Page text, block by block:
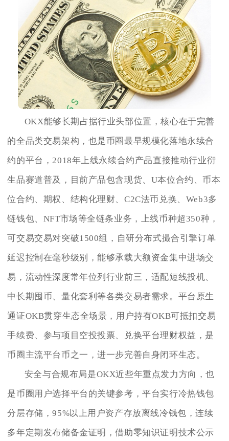
OKX能够长期占据行业头部位置，核心在于完善
的全品类交易架构，也是币圈最早规模化落地永续合
约的平台，2018年上线永续合约产品直接推动行业衍
生品赛道普及，目前产品包含现货、U本位合约、币本
位合约、期权、结构化理财、C2C法币兑换、Web3多
链钱包、NFT市场等全链条业务，上线币种超350种，
可交易交易对突破1500组，自研分布式撮合引擎订单
延迟控制在毫秒级别，能够承载大额资金集中进场交
易，流动性深度常年位列行业前三，适配短线投机、
中长期囤币、量化套利等各类交易者需求。平台原生
通证OKB贯穿生态全场景，用户持有OKB可抵扣交易
手续费、参与项目空投投票、兑换平台理财权益，是
币圈主流平台币之一，进一步完善自身闭环生态。
安全与合规布局是OKX近些年重点发力方向，也
是币圈用户选择平台的关键参考，平台实行冷热钱包
分层存储，95%以上用户资产存放离线冷钱包，连续
多年定期发布储备金证明，借助零知识证明技术公示